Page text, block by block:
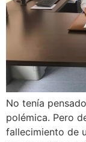
No tenía
polémica. Pero
fallecimiento de